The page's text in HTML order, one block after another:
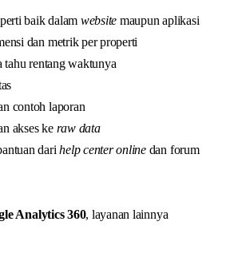
baik dalam website maupun aplikasi
dan metrik per properti
tahu rentang waktunya
contoh laporan
akses ke raw data
darihelp center onlinedan forum
Analytics 360, layanan lainnya